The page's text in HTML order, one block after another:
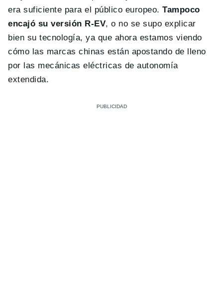
era suficiente para el público europeo.Tampoco
encajó su versión R-EV, o no se supo explicar
bien su tecnología, ya que ahora estamos viendo
cómo las marcas chinas están apostando de lleno
por las mecánicas eléctricas de autonomía
extendida.